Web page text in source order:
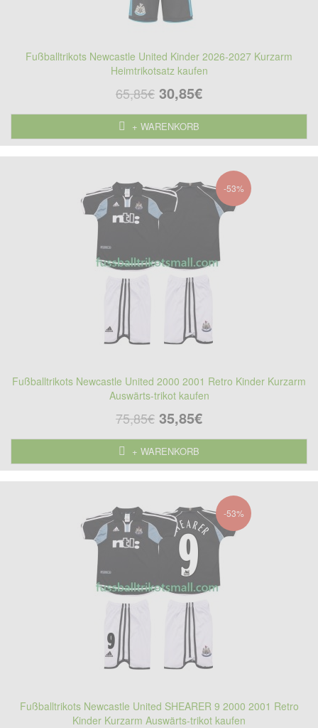
Fußballtrikots Newcastle United Kinder 2026-2027 Kurzarm
Heimtrikotsatz kaufen
65,85€ 30,85€
+ WARENKORB
-53%
Fußballtrikots Newcastle United 2000 2001 Retro Kinder Kurzarm
Auswärts-trikot kaufen
75,85€ 35,85€
+ WARENKORB
-53%
Fußballtrikots Newcastle United SHEARER 9 2000 2001 Retro
Kinder Kurzarm Auswärts-trikot kaufen